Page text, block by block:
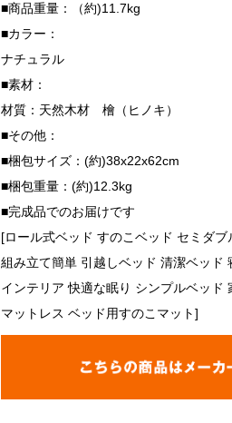
■商品重量：（約)11.7kg
■カラー：
ナチュラル
■素材：
材質：天然木材 檜（ヒノキ）
■その他：
■梱包サイズ：(約)38x22x62cm
■梱包重量：(約)12.3kg
■完成品でのお届けです
[ロール式ベッド すのこベッド セミダブ
組み立て簡単 引越しベッド 清潔ベッド
インテリア 快適な眠り シンプルベッド
マットレス ベッド用すのこマット]